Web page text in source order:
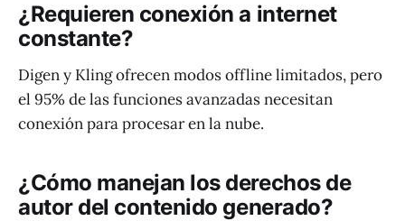
¿Requieren conexión a internet
constante?
Digen y Kling ofrecen modos offline limitados, pero
el 95% de las funciones avanzadas necesitan
conexión para procesar en la nube.
¿Cómo manejan los derechos de
autor del contenido generado?